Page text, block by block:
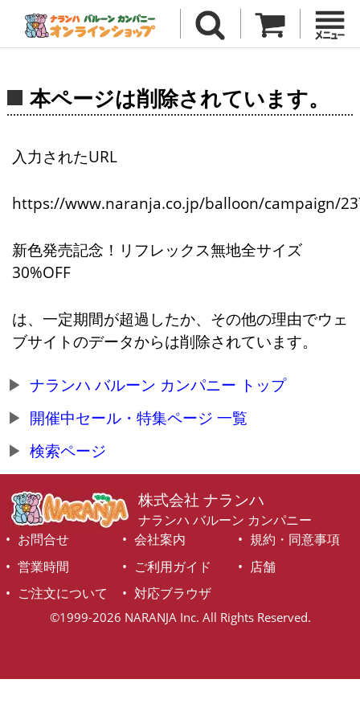
本ページは削除されています。
入力されたURL
https://www.naranja.co.jp/balloon/campaign/
新色発売記念！リフレックス無地全サイズ
30%OFF
は、一定期間が超過したか、その他の理由でウェ
ブサイトのデータからは削除されています。
ナランハ バルーン カンパニー トップ
開催中セール・特集ページ 一覧
検索ページ
株式会社 ナランハ
ナランハ バルーン カンパニー
お問合せ
会社案内
規約・同意事項
営業時間
ご利用ガイド
店舗
ご注文について
対応ブラウザ
©1999-2026 NARANJA Inc. All Rights Reserved.